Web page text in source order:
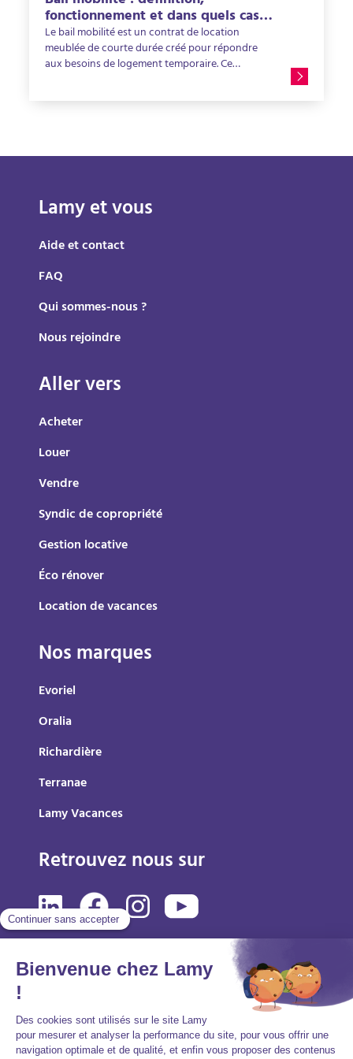
pertes financières et sécuriser votre
investissement dans la durée.
fonctionnement et dans quels cas
l’utiliser ?
Le bail mobilité est un contrat de location
meublée de courte durée créé pour répondre
aux besoins de logement temporaire. Ce
locataires tout en permettant aux propriétaires
des locataires, gestion administrative plus active
savoir sur le bail mobilité pour l'exploiter au
mieux !
Lamy et vous
Aide et contact
FAQ
Qui sommes-nous ?
Nous rejoindre
Aller vers
Acheter
Louer
Vendre
Syndic de copropriété
Gestion locative
Éco rénover
Location de vacances
Nos marques
Evoriel
Oralia
Richardière
Terranae
Lamy Vacances
Retrouvez nous sur
Mentions légales
Politique de protection des données personnelles
Accessibilité : partiellement conforme